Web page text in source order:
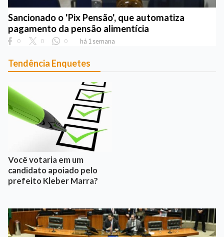
Sancionado o 'Pix Pensão', que automatiza
pagamento da pensão alimentícia
0 0 0 há 1 semana
Tendência Enquetes
Você votaria em um
candidato apoiado pelo
prefeito Kleber Marra?